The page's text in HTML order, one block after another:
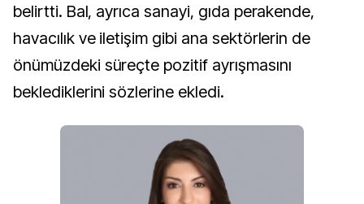
belirtti. Bal, ayrıca sanayi, gıda perakende,
havacılık ve iletişim gibi ana sektörlerin de
önümüzdeki süreçte pozitif ayrışmasını
beklediklerini sözlerine ekledi.